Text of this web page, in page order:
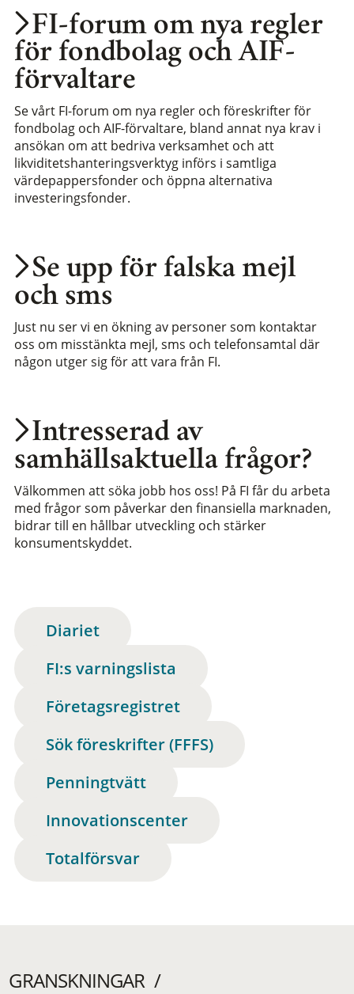
Intresserad av
samhällsaktuella frågor?
Välkommen att söka jobb hos oss! På FI får du arbeta
med frågor som påverkar den finansiella marknaden,
bidrar till en hållbar utveckling och stärker
konsumentskyddet.
Se upp för falska mejl
och sms
Just nu ser vi en ökning av personer som kontaktar
oss om misstänkta mejl, sms och telefonsamtal där
någon utger sig för att vara från FI.
FI-forum om nya regler
för fondbolag och AIF-
förvaltare
Se vårt FI-forum om nya regler och föreskrifter för
fondbolag och AIF-förvaltare, bland annat nya krav i
ansökan om att bedriva verksamhet och att
likviditetshanteringsverktyg införs i samtliga
värdepappersfonder och öppna alternativa
investeringsfonder.
Diariet
FI:s varningslista
Företagsregistret
Sök föreskrifter (FFFS)
Penningtvätt
Innovationscenter
Totalförsvar
GRANSKNINGAR